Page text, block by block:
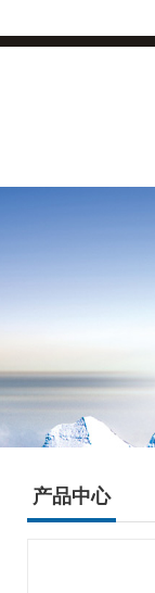
产品中心